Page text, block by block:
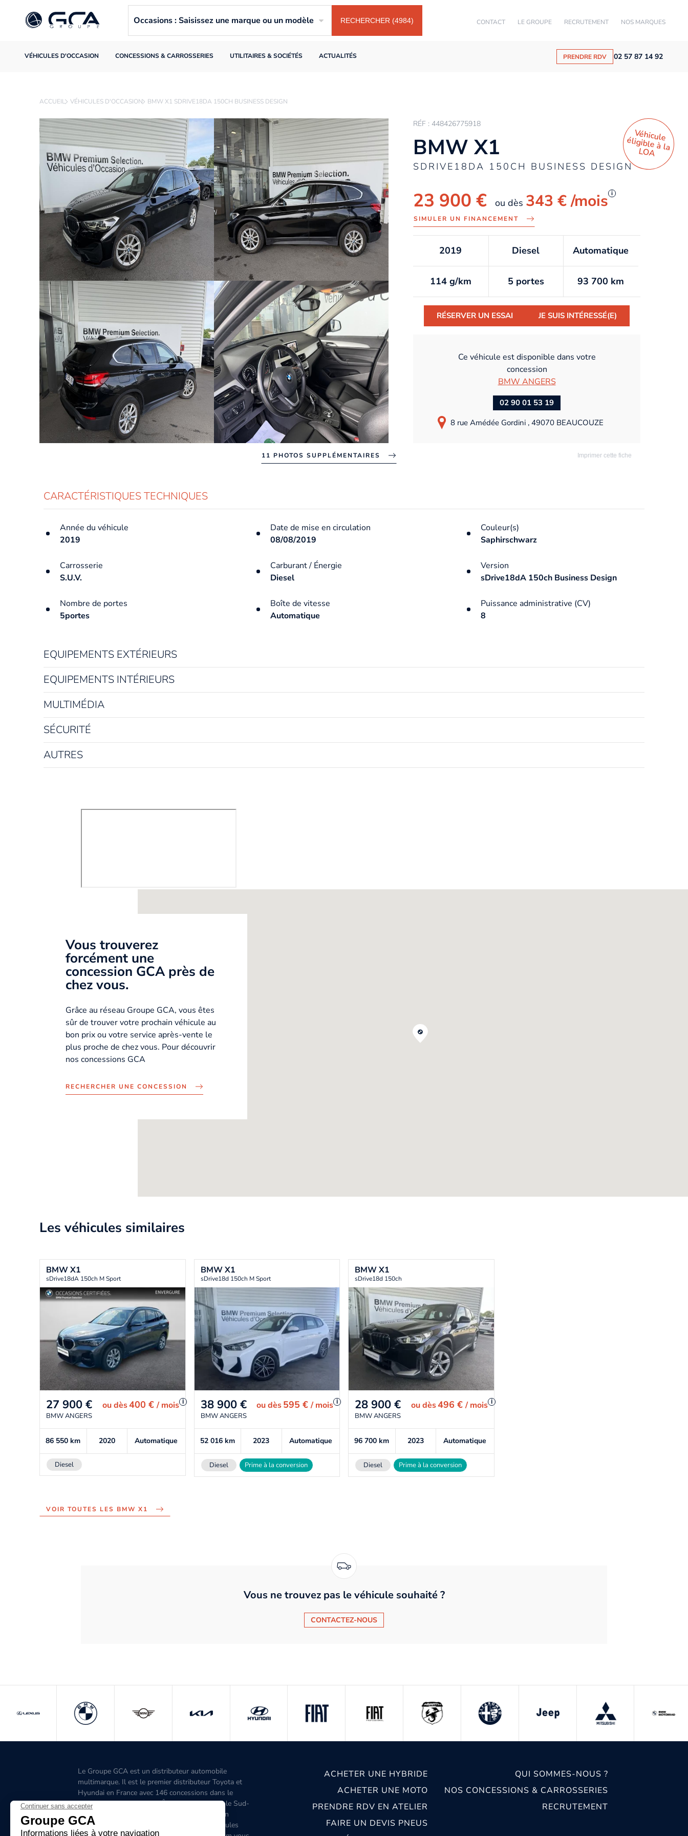
CONTACT LE GROUPE RECRUTEMENT NOS MARQUES
VÉHICULES D'OCCASION CONCESSIONS & CARROSSERIES UTILITAIRES & SOCIÉTÉS ACTUALITÉS PRENDRE RDV 02 57 87 14 92
Occasions : Saisissez une marque ou un modèle RECHERCHER (4984)
ACCUEIL VÉHICULES D'OCCASION BMW X1 SDRIVE18DA 150CH BUSINESS DESIGN
11 PHOTOS SUPPLÉMENTAIRES
RÉF : 448426775918
BMW X1
SDRIVE18DA 150CH BUSINESS DESIGN
23 900 € ou dès 343 €/mois i
SIMULER UN FINANCEMENT
Véhicule
éligible à la
LO
A
2019 Diesel Automatique
114 g/km 5 portes 93 700 km
RÉSERVER UN ESSAI JE SUIS INTÉRESSÉ(E)
Ce véhicule est disponible dans votre
concession
BMW ANGERS
02 90 01 53 19
8 rue Amédée Gordini , 49070 BEAUCOUZE
Imprimer cette fiche
CARACTÉRISTIQUES TECHNIQUES
Année du véhicule
2019
Date de mise en circulation
08/08/2019
Couleur(s)
Saphirschwarz
Carrosserie
S.U.V.
Carburant / Énergie
Diesel
Version
sDrive18dA 150ch Business Design
Nombre de portes
5portes
Boîte de vitesse
Automatique
Puissance administrative (CV)
8
EQUIPEMENTS EXTÉRIEURS
EQUIPEMENTS INTÉRIEURS
MULTIMÉDIA
SÉCURITÉ
AUTRES
Vous trouverez
forcément une
concession GCA près de
chez vous.
Grâce au réseau Groupe GCA, vous êtes
sûr de trouver votre prochain véhicule au
bon prix ou votre service après-vente le
plus proche de chez vous. Pour découvrir
nos concessions GCA
RECHERCHER UNE CONCESSION
Les véhicules similaires
BMWX1
sDrive18dA 150ch M Sport
27 900 € oudès400 €/ mois i
BMW ANGERS
86 550km 2020 Automatique
Diesel
BMWX1
sDrive18d 150ch M Sport
38 900 € oudès595 €/ mois i
BMW ANGERS
52 016 km 2023 Automatique
Diesel Prime à la conversion
BMWX1
sDrive18d 150ch
28 900 € oudès496 €/ mois i
BMW ANGERS
96 700km 2023 Automatique
Diesel Prime à la conversion
VOIR TOUTES LES BMW X1
Vous ne trouvez pas le véhicule souhaité ?
CONTACTEZ-NOUS
Le Groupe GCA est un distributeur automobile
multimarque. Il est le premier distributeur Toyota et
Hyundai en France avec 146 concessions dans le
Grand-Ouest, l’Aquitaine, l'Île-de-France, l'Est, le Sud-
Ouest, le Sud-Est, la Corse et 6 concessions en
Belgique. C'est le premier distributeur de véhicules
ACHETER UNE HYBRIDE
ACHETER UNE MOTO
PRENDRE RDV EN ATELIER
FAIRE UN DEVIS PNEUS
QUI SOMMES-NOUS ?
NOS CONCESSIONS & CARROSSERIES
RECRUTEMENT